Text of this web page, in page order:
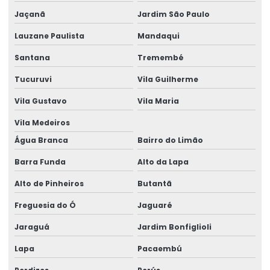
Empresa de concreto para piso pesado
Empresa de concreto para rua de acesso
Empresa de epóxi
Empresa especializada em pavimentação de concreto para
pedágio
Empresa especializada em pintura epóxi
Empresa especializada em piso industrial
Empresa de execução de piso de concreto
Empresa fornecedora de piso de concreto
Empresa de instalação de pavimentação de concreto
Jaçanã Jardim São Paulo
Lauzane Paulista Mandaqui
Santana Tremembé
Tucuruvi Vila Guilherme
Vila Gustavo Vila Maria
Vila Medeiros
Água Branca
Bairro do Limão
Barra Funda Alto da Lapa
Alto de Pinheiros Butantã
Freguesia do Ó Jaguaré
Jaraguá Jardim Bonfiglioli
Lapa Pacaembú